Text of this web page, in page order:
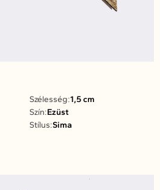
Szélesség:1,5 cm
Szín:Ezüst
Stílus:Sima